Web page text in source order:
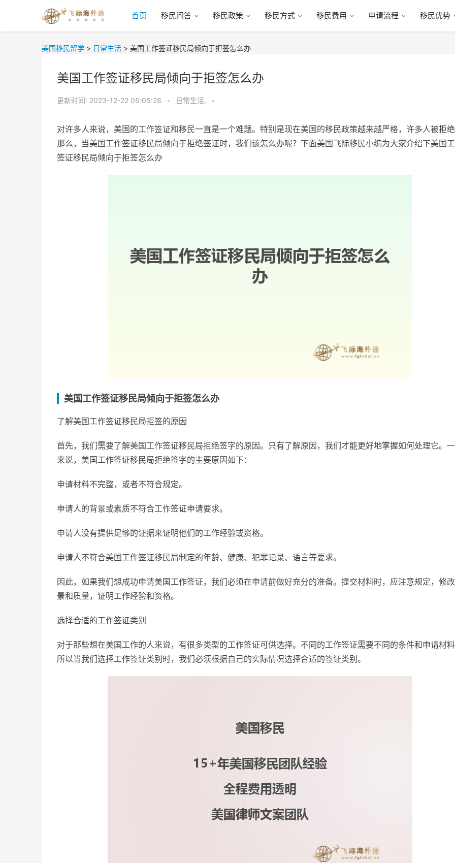
首页 移民问答 移民政策 移民方式 移民费用 申请流程 移民优势
美国移民留学 > 日常生活 > 美国工作签证移民局倾向于拒签怎么办
美国工作签证移民局倾向于拒签怎么办
更新时间: 2023-12-22 05:05:28 • 日常生活, •
对许多人来说，美国的工作签证和移民一直是一个难题。特别是现在美国的移民政策越来越严格，许多人被拒
那么，当美国工作签证移民局倾向于拒绝签证时，我们该怎么办呢？下面美国飞际移民小编为大家介绍下美国
签证移民局倾向于拒签怎么办
美国工作签证移民局倾向于拒签怎么办
了解美国工作签证移民局拒签的原因
首先，我们需要了解美国工作签证移民局拒绝签字的原因。只有了解原因，我们才能更好地掌握如何处理它。
来说，美国工作签证移民局拒绝签字的主要原因如下：
申请材料不完整，或者不符合规定。
申请人的背景或素质不符合工作签证申请要求。
申请人没有提供足够的证据来证明他们的工作经验或资格。
申请人不符合美国工作签证移民局制定的年龄、健康、犯罪记录、语言等要求。
因此，如果我们想成功申请美国工作签证，我们必须在申请前做好充分的准备。提交材料时，应注意规定，修
景和质量，证明工作经验和资格。
选择合适的工作签证类别
对于那些想在美国工作的人来说，有很多类型的工作签证可供选择。不同的工作签证需要不同的条件和申请材
所以当我们选择工作签证类别时，我们必须根据自己的实际情况选择合适的签证类别。